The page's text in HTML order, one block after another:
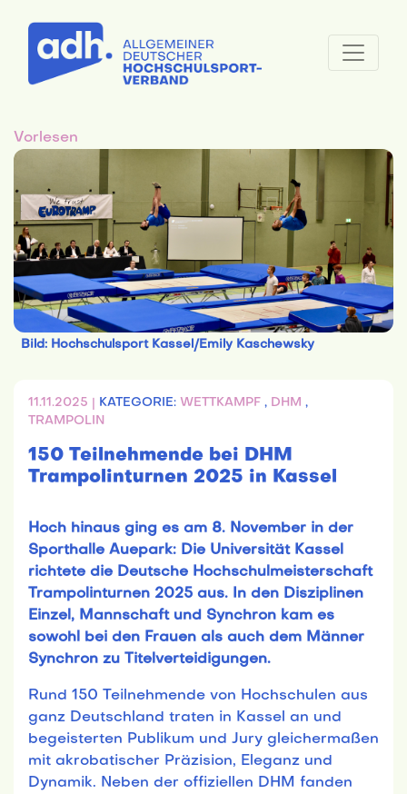
Vorlesen
Bild: Hochschulsport Kassel/Emily Kaschewsky
11.11.2025 | KATEGORIE: WETTKAMPF , DHM ,
TRAMPOLIN
150 Teilnehmende bei DHM
Trampolinturnen 2025 in Kassel
Hoch hinaus ging es am 8. November in der
Sporthalle Auepark: Die Universität Kassel
richtete die Deutsche Hochschulmeisterschaft
Trampolinturnen 2025 aus. In den Disziplinen
Einzel, Mannschaft und Synchron kam es
sowohl bei den Frauen als auch dem Männer
Synchron zu Titelverteidigungen.
Rund 150 Teilnehmende von Hochschulen aus
ganz Deutschland traten in Kassel an und
begeisterten Publikum und Jury gleichermaßen
mit akrobatischer Präzision, Eleganz und
Dynamik. Neben der offiziellen DHM fanden